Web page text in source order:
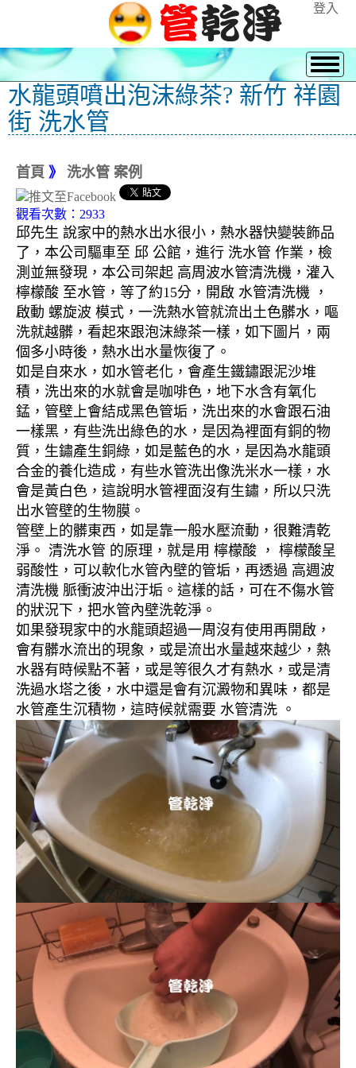
登入
水龍頭噴出泡沫綠茶? 新竹 祥園
街 洗水管
首頁 》 洗水管 案例
觀看次數：2933
邱先生 說家中的熱水出水很小，熱水器快變裝飾品
了，本公司驅車至 邱 公館，進行 洗水管 作業，檢
測並無發現，本公司架起 高周波水管清洗機，灌入
檸檬酸 至水管，等了約15分，開啟 水管清洗機 ，
啟動 螺旋波 模式，一洗熱水管就流出土色髒水，嘔
洗就越髒，看起來跟泡沫綠茶一樣，如下圖片，兩
個多小時後，熱水出水量恢復了。
如是自來水，如水管老化，會產生鐵鏽跟泥沙堆
積，洗出來的水就會是咖啡色，地下水含有氧化
錳，管壁上會結成黑色管垢，洗出來的水會跟石油
一樣黑，有些洗出綠色的水，是因為裡面有銅的物
質，生鏽產生銅綠，如是藍色的水，是因為水龍頭
合金的養化造成，有些水管洗出像洗米水一樣，水
會是黃白色，這說明水管裡面沒有生鏽，所以只洗
出水管壁的生物膜。
管壁上的髒東西，如是靠一般水壓流動，很難清乾
淨。 清洗水管 的原理，就是用 檸檬酸 ， 檸檬酸呈
弱酸性，可以軟化水管內壁的管垢，再透過 高週波
清洗機 脈衝波沖出汙垢。這樣的話，可在不傷水管
的狀況下，把水管內壁洗乾淨。
如果發現家中的水龍頭超過一周沒有使用再開啟，
會有髒水流出的現象，或是流出水量越來越少，熱
水器有時候點不著，或是等很久才有熱水，或是清
洗過水塔之後，水中還是會有沉澱物和異味，都是
水管產生沉積物，這時候就需要 水管清洗 。